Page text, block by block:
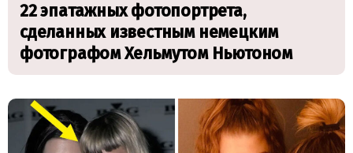
22 эпатажных фотопортрета,
сделанных известным немецким
фотографом Хельмутом Ньютоном